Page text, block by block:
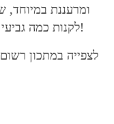
ומרעננת במיוחד,
לקנות כמה גביעי גלידה כדי להרגיש ממש כמו בגלידרייה!
לצפייה במתכון